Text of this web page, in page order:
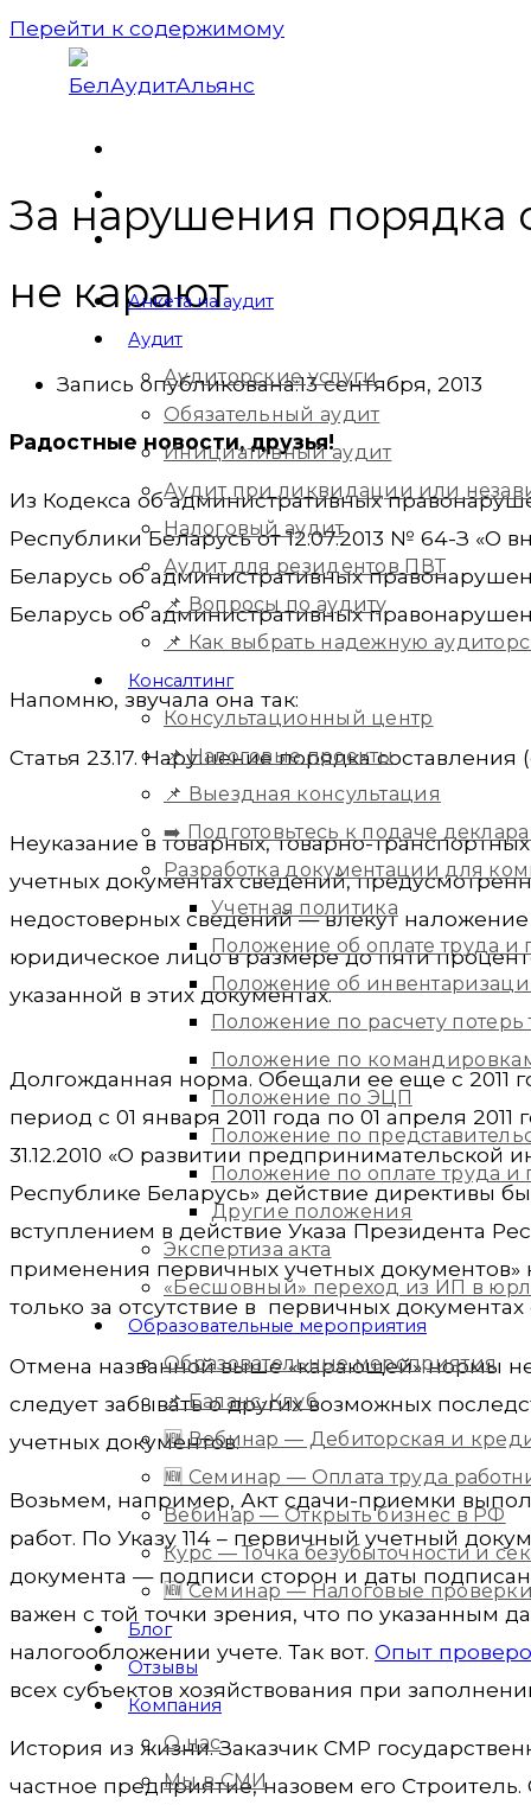
Перейти к содержимому
Анкета на аудит
Аудит
Аудиторские услуги
Обязательный аудит
Инициативный аудит
Аудит при ликвидации или
Налоговый аудит
Аудит для резидентов ПВТ
📌 Вопросы по аудиту
📌 Как выбрать надежную
Консалтинг
Консультационный центр
📌 Налоговые проекты
📌 Выездная консультация
➡️ Подготовьтесь к подаче
Разработка документации для
Учетная политика
Положение об оплате труда
Положение об
Положение по расчету
Положение по
Положение по ЭЦП
Положение по
Положение по оплате труда
Другие положения
Экспертиза акта
«Бесшовный» переход из ИП в
Образовательные мероприятия
Образовательные мероприятия
📌 Баланс-Клуб
🆕 Вебинар — Дебиторская и
🆕 Семинар — Оплата труда
Вебинар — Открыть бизнес в РФ
Курс — Точка безубыточности и
🆕 Семинар — Налоговые проверки
Блог
Отзывы
Компания
О нас
Мы в СМИ
За нарушения
не карают
Запись опубликована:13 сентября, 2013
Радостные новости, друзья!
Из Кодекса об административных
Республики Беларусь от 12.07.2013 № 64-З
Беларусь об административных
Беларусь об административных
Напомню, звучала она так:
Статья 23.17. Нарушение порядка
Неуказание в товарных, товарно-
учетных документах сведений,
недостоверных сведений — влекут
юридическое лицо в размере до пяти
указанной в этих документах.
Долгожданная норма. Обещали ее еще с 2011
период с 01 января 2011 года по 01 апреля
31.12.2010 «О развитии
Республике Беларусь» действие директивы
вступлением в действие Указа Президента
применения первичных учетных документов»
только за отсутствие в первичных
Отмена названной выше «карающей» нормы
следует забывать о других возможных
учетных документов.
Возьмем, например, Акт сдачи-приемки
работ. По Указу 114 – первичный учетный
документа — подписи сторон и даты
важен с той точки зрения, что по указанным
налогообложении учете. Так вот. Опыт
всех субъектов хозяйствования при
История из жизни. Заказчик СМР
частное предприятие, назовем его